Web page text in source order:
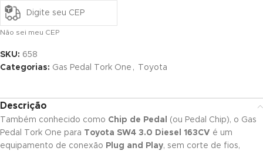
Não sei meu CEP
SKU: 658
Categorias: Gas Pedal Tork One , Toyota
Descrição
Também conhecido como Chip de Pedal
(ou Pedal Chip), o Gas
Pedal Tork One para Toyota SW4 3.0 Diesel 163CV é um
equipamento de conexão Plug and Play, sem corte de fios,